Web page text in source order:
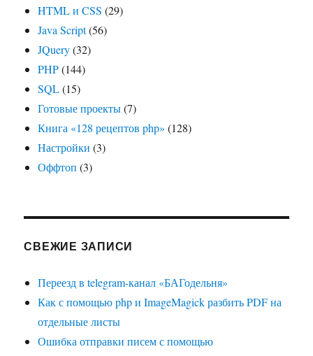
HTML и CSS (29)
Java Script(56)
JQuery(32)
PHP(144)
SQL(15)
Готовые проекты(7)
Книга «128 рецептов php» (128)
Настройки (3)
Оффтоп (3)
СВЕЖИЕ ЗАПИСИ
Переезд в telegram-канал «БАГодельня»
Как с помощью php и ImageMagick разбить PDF на
отдельные листы
Ошибка отправки писем с помощью